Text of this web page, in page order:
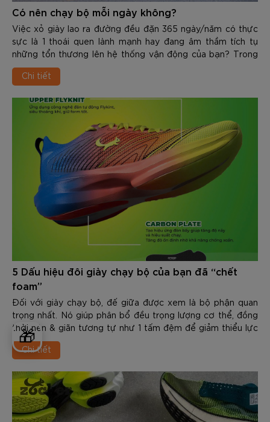
🎁
Có nên chạy bộ mỗi ngày không?
Việc xỏ giày lao ra đường đều đặn 365 ngày/năm có thực
sực là 1 thoái quen lành mạnh hay đang âm thầm tích tụ
những tổn thương lên hệ thống vận động của bạn? Trong
nội dung dưới đây các bạn hãy cùng Zocker sẽ chia sẻ chi
tiết về Có nên chạy bộ mỗi ngày không, từ đó tìm ra câu trả
Chi tiết
5 Dấu hiệu đôi giày chạy bộ của bạn đã “chết
foam”
Đối với giày chạy bộ, đế giữa được xem là bộ phận quan
trọng nhất. Nó giúp phân bổ đều trọng lượng cơ thể, đồng
thời nén & giãn tương tự như 1 tấm đệm để giảm thiểu lực
tác động từ mặt sàn lên đôi chân, bảo vệ khỏi các chấn
thương trên đường chạy. Trong khi các tổn thương ở đế
khó nhận biết hơn ở đế giữa (midsole). Trong nội dung dưới
đây Zocker sẽ chia sẻ với các bạn về 5 Dấu hiệu đôi giày
chạy bộ của bạn đã “chết foam”. Qua đó cùng hiểu hơn về
sản phẩm này cũng như cách chọn và sử dụng đúng cách
Chi tiết